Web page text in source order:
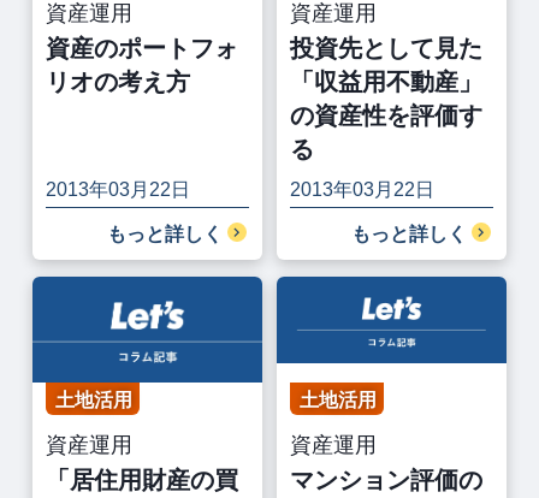
資産運用
資産のポートフォ
リオの考え方
2013年03月22日
もっと詳しく
資産運用
投資先として見た
「収益用不動産」
の資産性を評価す
る
2013年03月22日
もっと詳しく
土地活用
資産運用
「居住用財産の買
土地活用
資産運用
マンション評価の